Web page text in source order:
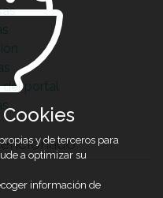
del portal
y de terceros para
a optimizar su
información de